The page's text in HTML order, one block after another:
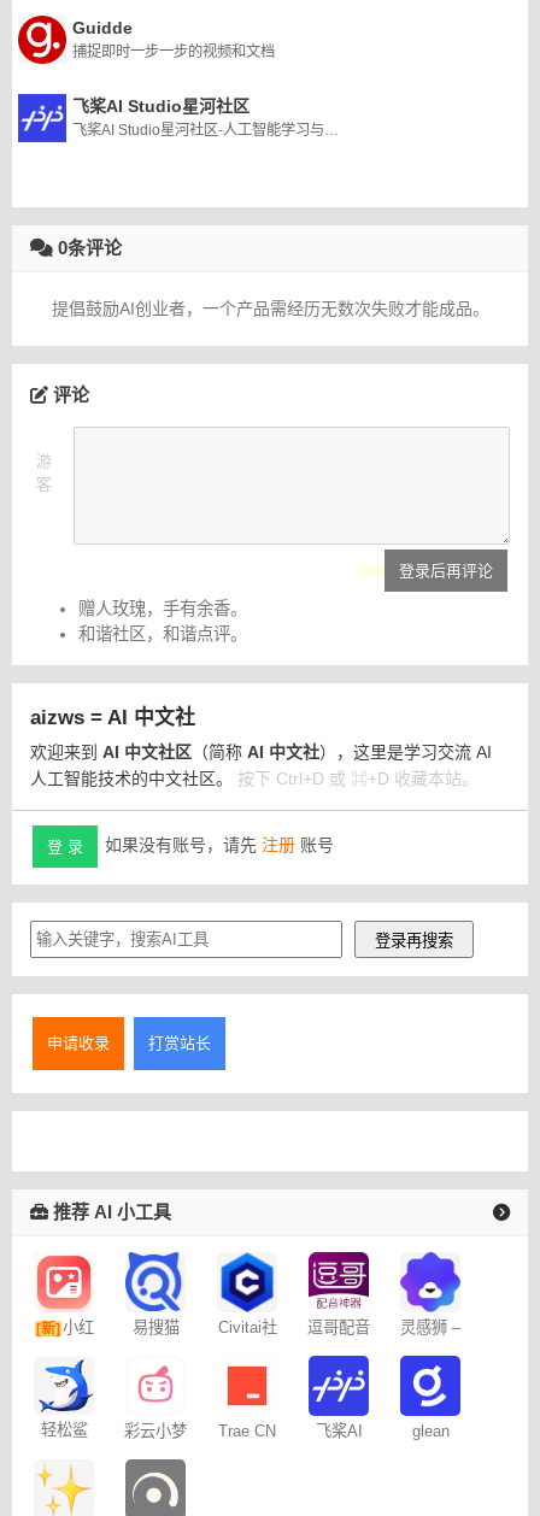
Guidde
捕捉即时一步一步的视频和文档
飞桨AI Studio星河社区
飞桨AI Studio星河社区-人工智能学习与实训社区
0条评论
提倡鼓励AI创业者，一个产品需经历无数次失败才能成品。
评论
游
客
登录后再评论
赠人玫瑰，手有余香。
和谐社区，和谐点评。
aizws = AI 中文社
欢迎来到 AI 中文社区 （简称 AI 中文社），这里是学习交流 AI
人工智能技术的中文社区。 按下 Ctrl+D 或 ⌘+D 收藏本站。
登 录 如果没有账号，请先 注册 账号
申请收录 打赏站长
推荐 AI 小工具
[新] 小红
记
易搜猫
Civitai社
逗哥配音
灵感狮 –
作
轻松鲨 彩云小梦 Trae CN
飞桨AI
glean